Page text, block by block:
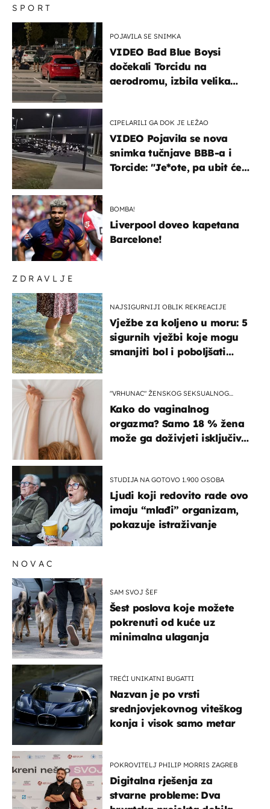
ZDRAVLJE
NAJSIGURNIJI OBLIK REKREACIJE
Vježbe za koljeno u moru: 5
sigurnih vježbi koje mogu
smanjiti bol i poboljšati
"VRHUNAC" ŽENSKOG SEKSUALNOG
Kako do vaginalnog
orgazma? Samo 18 % žena
može ga doživjeti isključivo
STUDIJA NA GOTOVO 1.900 OSOBA
Ljudi koji redovito rade ovo
imaju “mlađi” organizam,
pokazuje istraživanje
SPORT
POJAVILA SE SNIMKA
VIDEO Bad Blue Boysi
dočekali Torcidu na
aerodromu, izbila velika
CIPELARILI GA DOK JE LEŽAO
VIDEO Pojavila se nova
snimka tučnjave BBB-a i
Torcide: "Je*ote, pa ubit će
BOMBA!
Liverpool doveo kapetana
Barcelone!
NOVAC
SAM SVOJ ŠEF
Šest poslova koje možete
pokrenuti od kuće uz
minimalna ulaganja
TREĆI UNIKATNI BUGATTI
Nazvan je po vrsti
srednjovjekovnog viteškog
konja i visok samo metar
POKROVITELJ PHILIP MORRIS ZAGREB
Digitalna rješenja za
stvarne probleme: Dva